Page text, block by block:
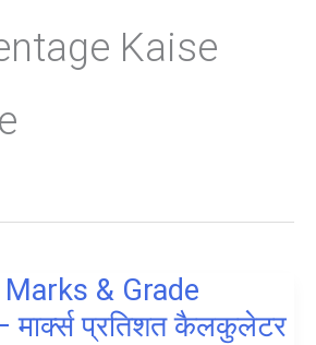
Kaise
& Grade
प्रतिशत कैलकुलेटर